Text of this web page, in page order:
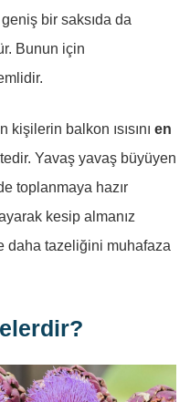
bir saksıda da
Bunun için
balkon ısısını en
Yavaş yavaş büyüyen
toplanmaya hazır
kesip almanız
daha tazeliğini muhafaza